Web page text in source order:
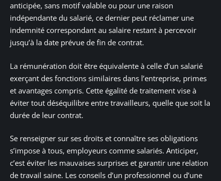
anticipée, sans motif valable ou pour une raison
indépendante du salarié, ce dernier peut réclamer une
indemnité correspondant au salaire restant à percevoir
jusqu’à la date prévue de fin de contrat.
La rémunération doit être équivalente à celle d’un salarié
exerçant des fonctions similaires dans l’entreprise, primes
et avantages compris. Cette égalité de traitement vise à
éviter tout déséquilibre entre travailleurs, quelle que soit la
durée de leur contrat.
Se renseigner sur ses droits et connaître ses obligations
s’impose à tous, employeurs comme salariés. Anticiper,
c’est éviter les mauvaises surprises et garantir une relation
de travail saine. Les conseils d’un professionnel ou d’une